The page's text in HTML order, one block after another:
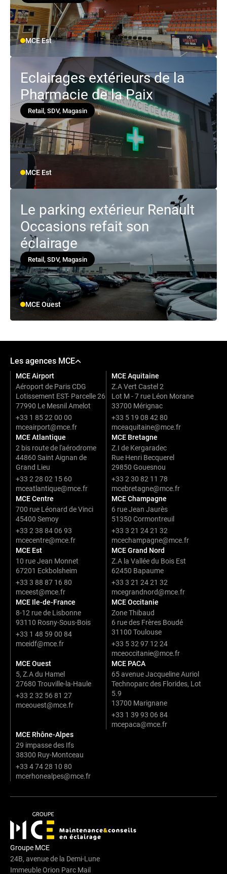
MCE Est
Eclairages extérieurs de la
Pharmacie de la Paix
Retail, SDV, Magasin
MCE Est
Le parking extérieur Renault
Occasions refait son
éclairage
Retail, SDV, Magasin
MCE Ouest
Les agences MCE
MCE Airport
Aéroport de Paris CDG
Lotissement EST- Parcelle 26
77990 Le Mesnil Amelot
+33 1 85 22 00 00
mceairport@mce.fr
MCE Aquitaine
Z.A Vert Castel 2
Lot M - 7 rue Léon Morane
33700 Mérignac
+33 5 19 08 42 80
mceaquitaine@mce.fr
MCE Atlantique
2 bis route de l'aérodrome
44860 Saint Aignan de
Grand Lieu
+33 2 28 02 15 60
mceatlantique@mce.fr
MCE Bretagne
Z.I de Kergaradec
Rue Henri Becquerel
29850 Gouesnou
+33 2 30 82 11 78
mcebretagne@mce.fr
MCE Centre
700 rue Léonard de Vinci
45400 Semoy
+33 2 38 84 06 93
mcecentre@mce.fr
MCE Champagne
6 rue Jean Jaurès
51350 Cormontreuil
+33 3 21 24 21 32
mcechampagne@mce.fr
MCE Est
10 rue Jean Monnet
67201 Eckbolsheim
+33 3 88 87 16 80
mceest@mce.fr
MCE Grand Nord
Z.A la Vallée du Bois Est
62450 Bapaume
+33 3 21 24 21 32
mcegrandnord@mce.fr
MCE Ile-de-France
8-12 rue de Lisbonne
93110 Rosny-Sous-Bois
+33 1 48 59 00 84
mceidf@mce.fr
MCE Occitanie
Zone Thibaud
6 rue des Frères Boudé
31100 Toulouse
+33 5 32 97 12 24
mceoccitanie@mce.fr
MCE Ouest
5, Z.A du Hamel
27680 Trouville-la-Haule
+33 2 32 56 81 27
mceouest@mce.fr
MCE PACA
65 avenue Jacqueline Auriol
Technoparc des Florides, Lot
5.9
13700 Marignane
+33 1 39 93 06 84
mcepaca@mce.fr
MCE Rhône-Alpes
29 impasse des Ifs
38300 Ruy-Montceau
+33 4 74 28 10 80
mcerhonealpes@mce.fr
Groupe MCE
24B, avenue de la Demi-Lune
Immeuble Orion Parc Mail